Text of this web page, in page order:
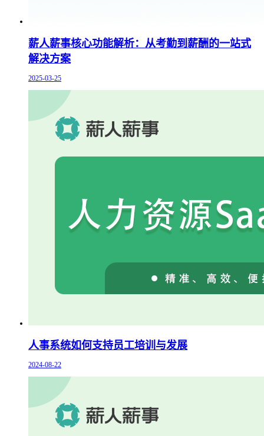
薪人薪事核心功能解析：从考勤到薪酬的一站式
解决方案
2025-03-25
人事系统如何支持员工培训与发展
2024-08-22